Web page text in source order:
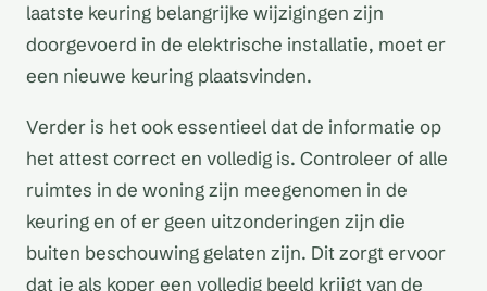
laatste keuring belangrijke wijzigingen zijn
doorgevoerd in de elektrische installatie, moet er
een nieuwe keuring plaatsvinden.
Verder is het ook essentieel dat de informatie op
het attest correct en volledig is. Controleer of alle
ruimtes in de woning zijn meegenomen in de
keuring en of er geen uitzonderingen zijn die
buiten beschouwing gelaten zijn. Dit zorgt ervoor
dat je als koper een volledig beeld krijgt van de